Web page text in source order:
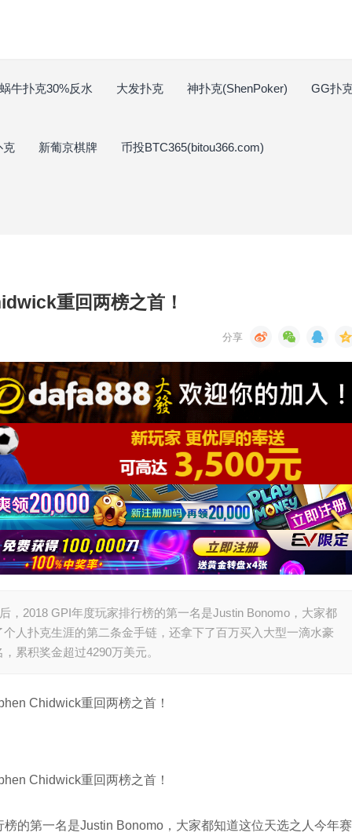
蜗牛扑克30%反水 大发扑克 神扑克(ShenPoker) GG扑
克 新葡京棋牌 币投BTC365(bitou366.com)
重回两榜之首！
，2018 GPI年度玩家排行榜的第一名是Justin Bonomo，大家都
人扑克生涯的第二条金手链，还拿下了百万买入大型一滴水豪
累积奖金超过4290万美元。
的第一名是Justin Bonomo，大家都知道这位天选之人今年赛